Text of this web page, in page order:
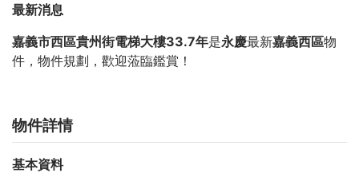
最新消息
嘉義市西區貴州街電梯大樓33.7年是永慶最新嘉義西區物
件，物件規劃 ，歡迎蒞臨鑑賞！
物件詳情
基本資料